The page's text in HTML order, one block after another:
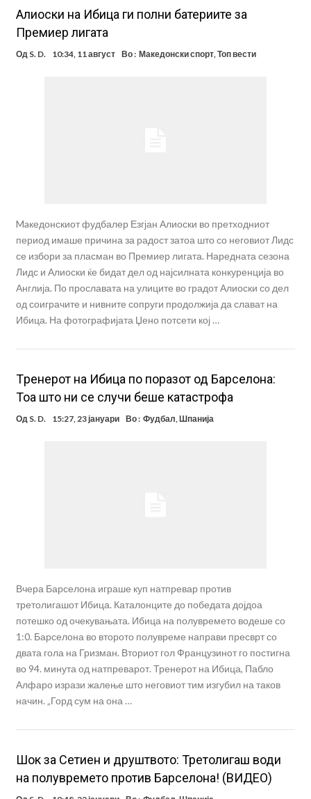
Алиоски на Ибица ги полни батериите за
Премиер лигата
Од S. D. 10:34, 11 август Во : Македонски спорт, Топ вести
Maкедонскиот фудбалер Езгјан Алиоски во претходниот
период имаше причина за радост затоа што со неговиот Лидс
се избори за пласман во Премиер лигата. Наредната сезона
Лидс и Алиоски ќе бидат дел од најсилната конкуренција во
Англија. По прославата на улиците во градот Алиоски со дел
од соиграчите и нивните сопруги продолжија да слават на
Ибица. На фотографијата Џено потсети кој …
Tренерот на Ибица по поразот од Барселона:
Тоа што ни се случи беше катастрофа
Од S. D. 15:27, 23 јануари Во : Фудбал,Шпанија
Вчера Барселона играше куп натпревар против
третолигашот Ибица. Каталонците до победата дојдоа
потешко од очекувањата. Ибица на полувремето водеше со
1:0. Барселона во второто полувреме направи пресврт со
двата гола на Гризман. Вториот гол Французинот го постигна
во 94. минута од натпреварот. Тренерот на Ибица, Пабло
Алфаро изрази жалење што неговиот тим изгубил на таков
начин. „Горд сум на она …
Шок за Сетиен и друштвото: Третолигаш води
на полувремето против Барселона! (ВИДЕО)